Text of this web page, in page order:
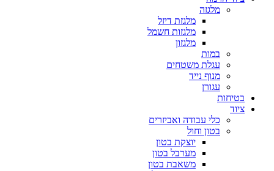
מלגזה
מלגזת דיזל
מלגזות חשמל
מלגזון
במות
עגלת משטחים
מנוף נייד
עגורן
בטיחות
ציוד
כלי עבודה ואביזרים
בטון וחול
יוצקת בטון
מערבל בטון
משאבת בטון